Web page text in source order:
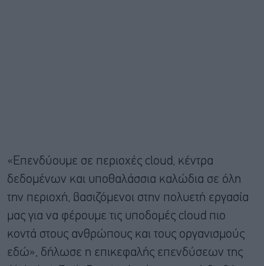
«Επενδύουμε σε περιοχές cloud, κέντρα
δεδομένων και υποθαλάσσια καλώδια σε όλη
την περιοχή, βασιζόμενοι στην πολυετή εργασία
μας για να φέρουμε τις υποδομές cloud πιο
κοντά στους ανθρώπους και τους οργανισμούς
εδώ», δήλωσε η επικεφαλής επενδύσεων της